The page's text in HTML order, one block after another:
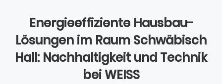
Energieeffiziente Hausbau-
Lösungen im Raum Schwäbisch
Hall: Nachhaltigkeit und Technik
bei WEISS